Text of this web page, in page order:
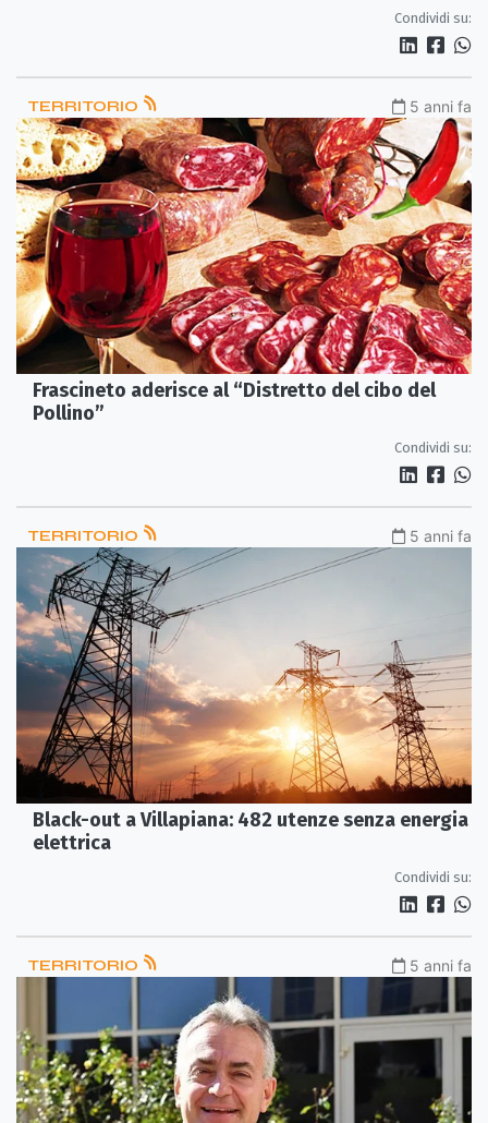
Condividi su:
TERRITORIO 5 anni fa
Frascineto aderisce al “Distretto del cibo del
Pollino”
Condividi su:
TERRITORIO 5 anni fa
Black-out a Villapiana: 482 utenze senza energia
elettrica
Condividi su:
TERRITORIO 5 anni fa